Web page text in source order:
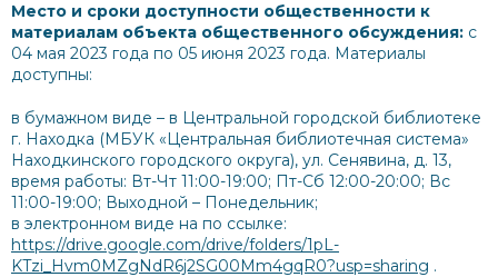
Место и сроки доступности общественности к
материалам объекта общественного обсуждения: с
04 мая 2023 года по 05 июня 2023 года. Материалы
доступны:
в бумажном виде – в Центральной городской библиотеке
г. Находка (МБУК «Центральная библиотечная система»
Находкинского городского округа), ул. Сенявина, д. 13,
время работы: Вт-Чт 11:00-19:00; Пт-Сб 12:00-20:00; Вс
11:00-19:00; Выходной – Понедельник;
в электронном виде на по ссылке:
https://drive.google.com/drive/folders/1pL-
KTzi_Hvm0MZgNdR6j2SG00Mm4gqR0?usp=sharing .